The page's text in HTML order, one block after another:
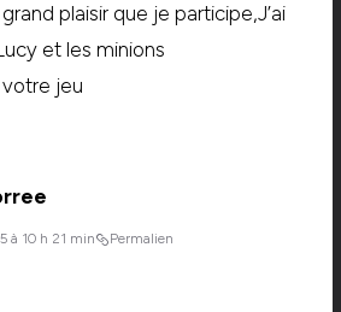
plaisir que je participe,J’ai
et les minions
jeu
à 10 h 21 min Permalien